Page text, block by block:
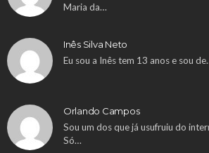
Maria da…
Inês Silva Neto
Eu sou a Inês tem 13 anos e sou
Orlando Campos
Sou um dos que já usufruiu do
Só…